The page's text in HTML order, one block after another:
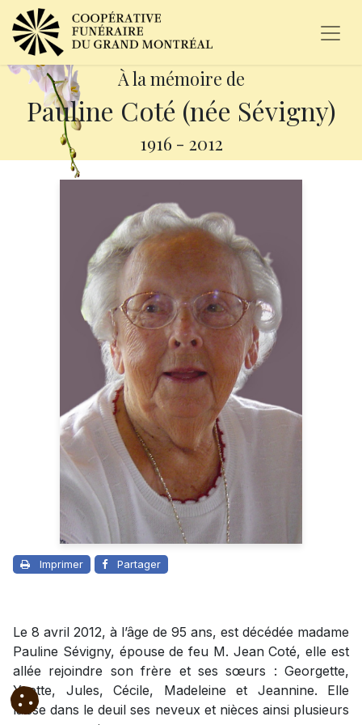
À la mémoire de
Pauline Coté (née Sévigny)
1916 - 2012
Imprimer Partager
Le 8 avril 2012, à l’âge de 95 ans, est décédée madame
Pauline Sévigny, épouse de feu M. Jean Coté, elle est
allée rejoindre son frère et ses sœurs : Georgette,
Yvette, Jules, Cécile, Madeleine et Jeannine. Elle
laisse dans le deuil ses neveux et nièces ainsi plusieurs